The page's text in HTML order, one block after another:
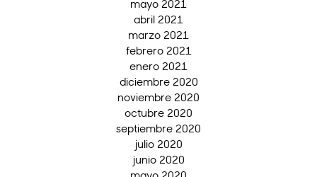
mayo 2021
abril 2021
marzo 2021
febrero 2021
enero 2021
diciembre 2020
noviembre 2020
octubre 2020
septiembre 2020
julio 2020
junio 2020